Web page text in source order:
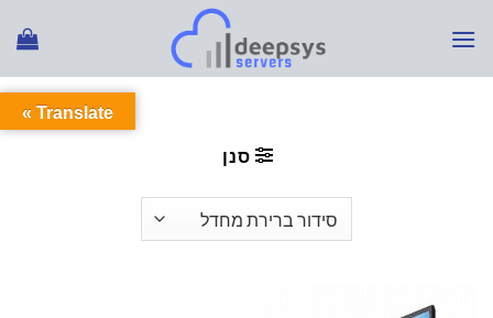
מוצרים המתויגים “מסך מחשב”
סנן
Translate »